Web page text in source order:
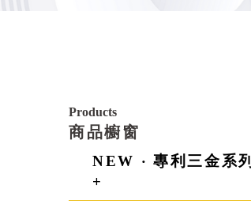
Products
商品櫥窗
NEW ‧ 專利三金系列
+